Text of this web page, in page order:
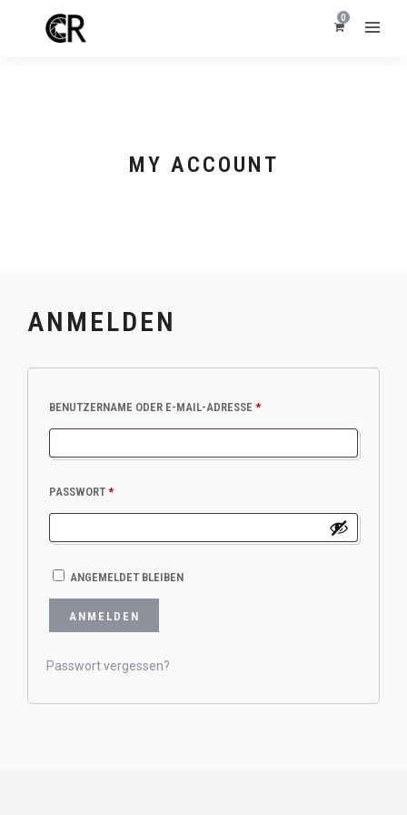
0
MY ACCOUNT
ANMELDEN
BENUTZERNAME ODER E-MAIL-ADRESSE *ERFORDERLICH
PASSWORT *ERFORDERLICH
ANGEMELDET BLEIBEN
ANMELDEN
Passwort vergessen?